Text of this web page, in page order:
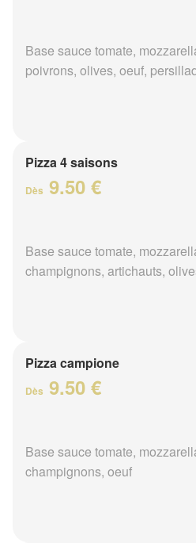
Base sauce tomate,
poivrons, olives, oeuf,
Pizza 4 saisons
Dès 9.50 €
Base sauce tomate,
champignons, artichauts,
Pizza campione
Dès 9.50 €
Base sauce tomate,
champignons, oeuf